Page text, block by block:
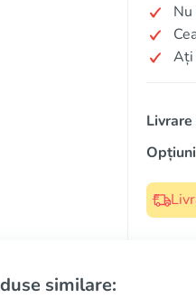
Ați
similare: